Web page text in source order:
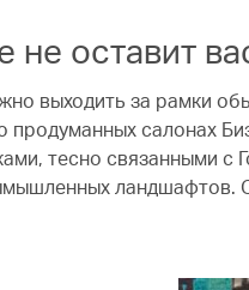
не оставит
выходить за рамки
продуманных салонах
тесно связанными